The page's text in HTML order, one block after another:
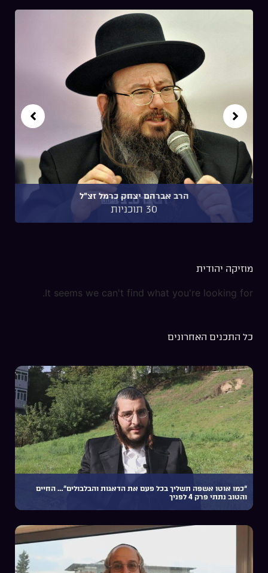
הרב אברהם יצחק כרמל זצ"ל
30 תוכניות
מוזיקה יהודית
It seems we can't find what you're looking for.
כל התכנים האחרונים
“כמו אוטו אשפה תשליך בכל פעם את הדאגות והבלבולים”… החיים
והטוב נתתי פרק 4 לפניך